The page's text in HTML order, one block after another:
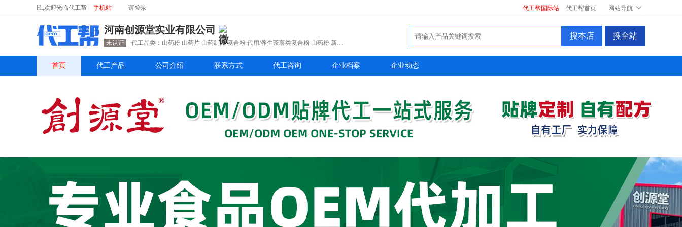
Hi,欢迎光临代工帮 手机站 请登录 代工帮国际站 代工帮首页 网站导航
河南创源堂实业有限公司
未认证 代工品类：山药粉 山药片 山药制品 复合粉 代用/养生茶薯类复合粉 山药粉 新鲜铁棍山药 山药制品 山药片 菊花茶 山药
搜本店 搜全站
首页 代工产品 公司介绍 联系方式 代工咨询 企业档案 企业动态